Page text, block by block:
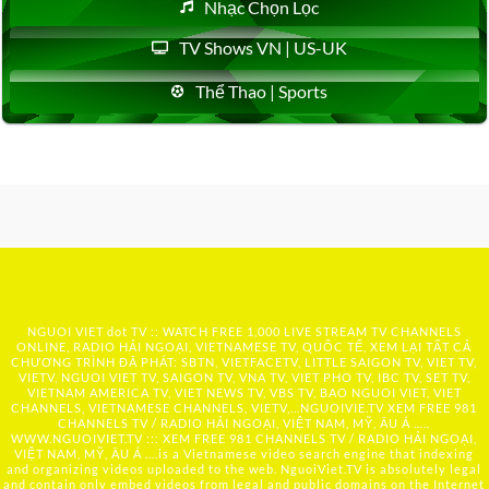
Nhạc Chọn Lọc
TV Shows VN | US-UK
Thể Thao | Sports
NGUOI VIET dot TV :: WATCH FREE 1,000 LIVE STREAM TV CHANNELS
ONLINE, RADIO HẢI NGOẠI, VIETNAMESE TV, QUỐC TẾ, XEM LẠI TẤT CẢ
CHƯƠNG TRÌNH ĐÃ PHÁT: SBTN, VIETFACETV, LITTLE SAIGON TV, VIET TV,
VIETV, NGUOI VIET TV, SAIGON TV, VNA TV, VIET PHO TV, IBC TV, SET TV,
VIETNAM AMERICA TV, VIET NEWS TV, VBS TV, BAO NGUOI VIET, VIET
CHANNELS, VIETNAMESE CHANNELS, VIETV,... NGUOIVIE.TV XEM FREE 981
CHANNELS TV / RADIO HẢI NGOẠI, VIỆT NAM, MỸ, ÂU Á …..
WWW.NGUOIVIET.TV ::: XEM FREE 981 CHANNELS TV / RADIO HẢI NGOẠI,
VIỆT NAM, MỸ, ÂU Á ….is a Vietnamese video search engine that indexing
and organizing videos uploaded to the web. NguoiViet.TV is absolutely legal
and contain only embed videos from legal and public domains on the Internet